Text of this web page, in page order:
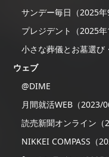
サンデー毎日（2025年
プレジデント（2025年
小さな葬儀とお墓選び
ウェブ
@DIME
月間就活WEB（2023/
読売新聞オンライン（
NIKKEI COMPASS（